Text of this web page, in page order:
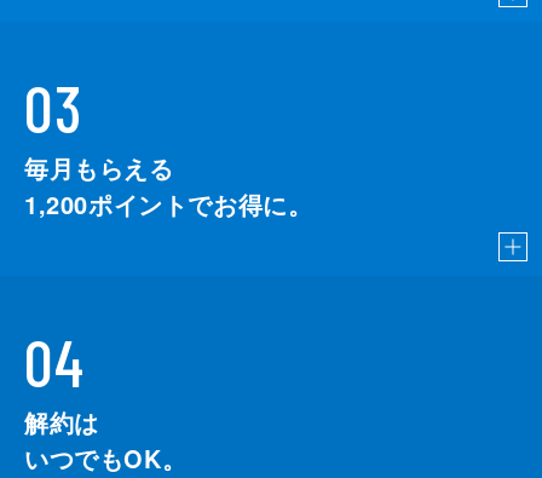
03
毎月もらえる
1,200ポイントでお得に。
04
解約は
いつでもOK。